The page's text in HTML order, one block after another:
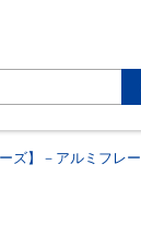
ズ】－アルミフレ